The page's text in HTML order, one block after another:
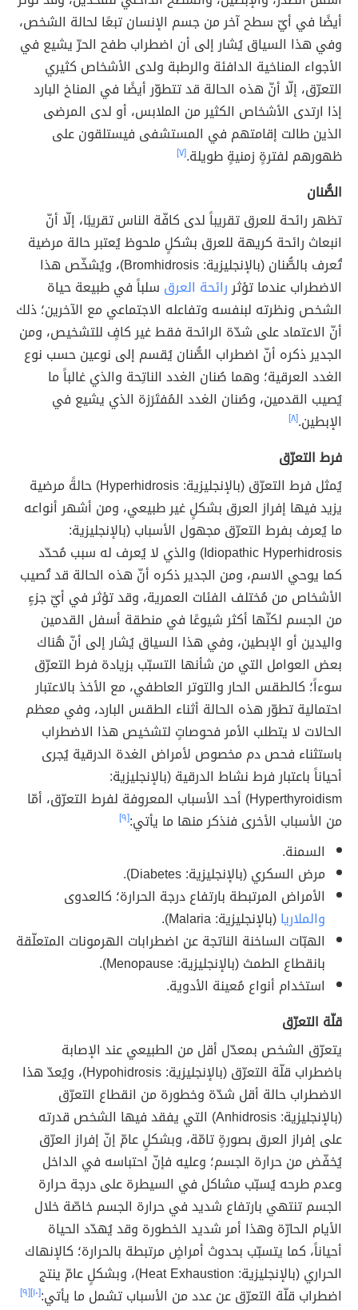
أيضًا في أيّ سطح آخر من جسم الإنسان تبعًا لحالة الشخص،
وفي هذا السياق يُشار إلى أن اضطراب طفح الحرّ يشيع في
الأجواء المناخية الدافئة والرطبة ولدى الأشخاص كثيري
التعرّق، إلّا أنّ هذه الحالة قد تتطوّر أيضًا في المناخ البارد
إذا ارتدى الأشخاص الكثير من الملابس، أو لدى المرضى
الذين طالت إقامتهم في المستشفى فيستلقون على
ظهورهم لفترةٍ زمنيةٍ طويلة.[٧]
الصُّنان
تظهر رائحة للعرق تقريباً لدى كافّة الناس تقريبًا، إلّا أنّ
انبعاث رائحة كريهة للعرق بشكلٍ ملحوظ يُعتبر حالة مرضية
تُعرف بالصُّنان (بالإنجليزية: Bromhidrosis)، ويُشخّص هذا
الاضطراب عندما تؤثررائحة العرق سلباً في طبيعة حياة
الشخص ونظرته لبنفسه وتفاعله الاجتماعي مع الآخرين؛ ذلك
أنّ الاعتماد على شدّة الرائحة فقط غير كافٍ للتشخيص، ومن
الجدير ذكره أنّ اضطراب الصُّنان يُقسم إلى نوعين حسب نوع
الغدد العرقية؛ وهما صُنان الغدد الناتِحة والذي غالباً ما
يُصيب القدمين، وصُنان الغدد المُفتَرَزة الذي يشيع في
الإبطين.[٨]
فرط التعرّق
يُمثل فرط التعرّق (بالإنجليزية: Hyperhidrosis) حالةً مرضية
يزيد فيها إفراز العرق بشكلٍ غير طبيعي، ومن أشهر أنواعه
ما يُعرف بفرط التعرّق مجهول الأسباب (بالإنجليزية:
Idiopathic Hyperhidrosis) والذي لا يُعرف له سبب مُحدّد
كما يوحي الاسم، ومن الجدير ذكره أنّ هذه الحالة قد تُصيب
الأشخاص من مُختلف الفئات العمرية، وقد تؤثر في أيّ جزءٍ
من الجسم لكنّها أكثر شيوعًا في منطقة أسفل القدمين
واليدين أو الإبطين، وفي هذا السياق يُشار إلى أنّ هُناك
بعض العوامل التي من شأنها التسبّب بزيادة فرط التعرّق
سوءاً؛ كالطقس الحار والتوتر العاطفي، مع الأخذ بالاعتبار
احتمالية تطوّر هذه الحالة أثناء الطقس البارد، وفي معظم
الحالات لا يتطلب الأمر فحوصاتٍ لتشخيص هذا الاضطراب
باستثناء فحص دم مخصوص لأمراض الغدة الدرقية يُجرى
أحياناً باعتبار فرط نشاط الدرقية (بالإنجليزية:
Hyperthyroidism) أحد الأسباب المعروفة لفرط التعرّق، أمّا
من الأسباب الأخرى فنذكر منها ما يأتي:[٩]
السمنة.
مرض السكري (بالإنجليزية: Diabetes).
الأمراض المرتبطة بارتفاع درجة الحرارة؛ كالعدوى
والملاريا(بالإنجليزية: Malaria).
الهبّات الساخنة الناتجة عن اضطرابات الهرمونات المتعلّقة
بانقطاع الطمث (بالإنجليزية: Menopause).
استخدام أنواع مُعينة الأدوية.
قلّة التعرّق
يتعرّق الشخص بمعدّل أقل من الطبيعي عند الإصابة
باضطراب قلّة التعرّق (بالإنجليزية: Hypohidrosis)، ويُعدّ هذا
الاضطراب حالة أقل شدّة وخطورة من انقطاع التعرّق
(بالإنجليزية: Anhidrosis) التي يفقد فيها الشخص قدرته
على إفراز العرق بصورةٍ تامّة، وبشكلٍ عامّ إنّ إفراز العرّق
يُخفّض من حرارة الجسم؛ وعليه فإنّ احتباسه في الداخل
وعدم طرحه يُسبّب مشاكل في السيطرة على درجة حرارة
الجسم تنتهي بارتفاع شديد في حرارة الجسم خاصّة خلال
الأيام الحارّة وهذا أمر شديد الخطورة وقد يُهدّد الحياة
أحياناً، كما يتسبّب بحدوث أمراضٍ مرتبطة بالحرارة؛ كالإنهاك
الحراري (بالإنجليزية: Heat Exhaustion)، وبشكلٍ عامّ ينتج
اضطراب قلّة التعرّق عن عدد من الأسباب تشمل ما يأتي:[١٠] [٩]